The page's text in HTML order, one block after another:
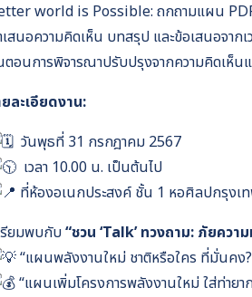
world is Possible: ถกถามแผน
เสนอความคิดเห็น บทสรุป และข้อเสนอจา
ตอนการพิจารณาปรับปรุงจากความคิดเห็น
ละเอียดงาน:
วันพุธที่ 31 กรกฎาคม 2567
เวลา 10.00 น. เป็นต้นไป
ที่ห้องอเนกประสงค์ ชั้น 1 หอศิลปกรุงเ
รียมพบกับ“ชวน ‘Talk’ ทวงถาม: ภัยคว
“แผนพลังงานใหม่ ชาติหรือใคร ที่มั่นคง
“แผนเพิ่มโครงการพลังงานใหม่ ใส่ท่า